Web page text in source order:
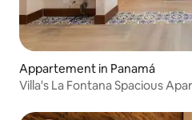
Appartement in Panamá
Villa's La Fontana Spacious